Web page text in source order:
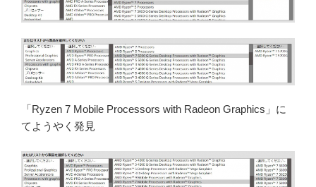
「Ryzen 7 Mobile Processors with Radeon Graphics」に
てようやく発見